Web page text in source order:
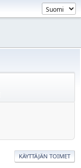
KÄYTTÄJÄN TOIMET